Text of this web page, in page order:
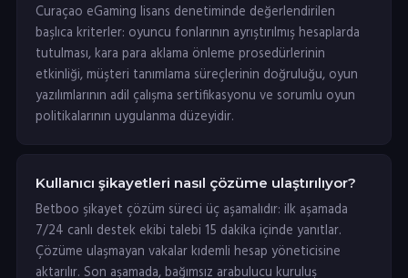
Curaçao eGaming lisans denetiminde değerlendirilen
başlıca kriterler: oyuncu fonlarının ayrıştırılmış hesaplarda
tutulması, kara para aklama önleme prosedürlerinin
etkinliği, müşteri tanımlama süreçlerinin doğruluğu, oyun
yazılımlarının adil çalışma sertifikasyonu ve sorumlu oyun
politikalarının uygulanma düzeyidir.
Kullanıcı şikayetleri nasıl çözüme ulaştırılıyor?
Betboo şikayet çözüm süreci üç aşamalıdır: ilk aşamada
7/24 canlı destek ekibi talebi 15 dakika içinde yanıtlar.
Çözüme ulaşmayan vakalar kıdemli hesap yöneticisine
aktarılır. Son aşamada, bağımsız arabulucu kuruluş